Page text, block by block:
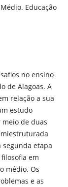
Educação
no ensino
de Alagoas. A
relação a sua
estudo
de duas
segunda etapa
em
médio. Os
e as